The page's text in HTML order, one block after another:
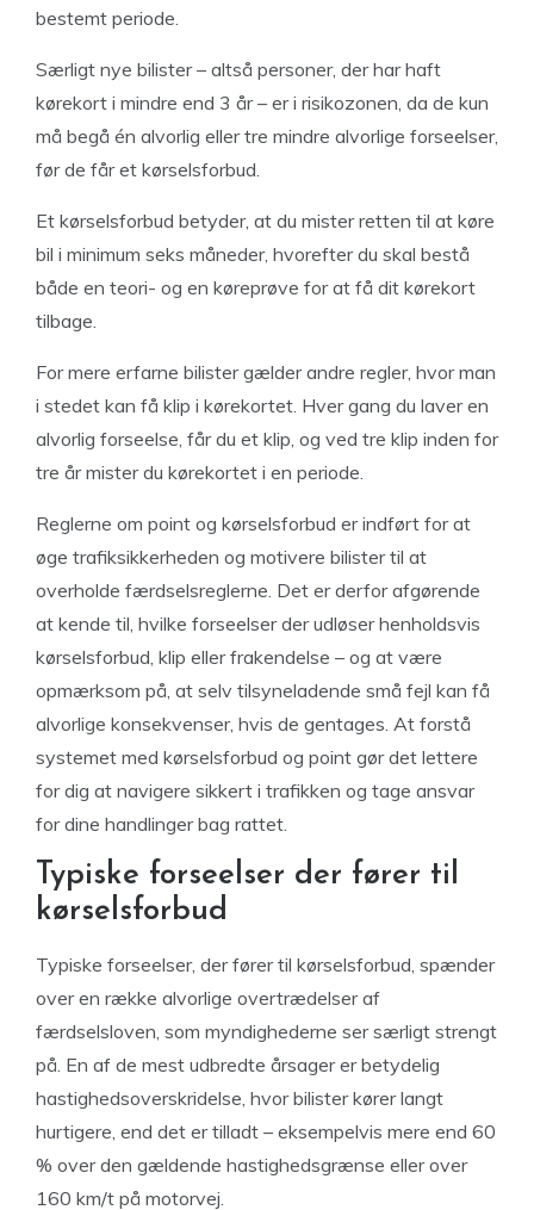
bestemt periode.
Særligt nye bilister – altså personer, der har haft
kørekort i mindre end 3 år – er i risikozonen, da de kun
må begå én alvorlig eller tre mindre alvorlige forseelser,
før de får et kørselsforbud.
Et kørselsforbud betyder, at du mister retten til at køre
bil i minimum seks måneder, hvorefter du skal bestå
både en teori- og en køreprøve for at få dit kørekort
tilbage.
For mere erfarne bilister gælder andre regler, hvor man
i stedet kan få klip i kørekortet. Hver gang du laver en
alvorlig forseelse, får du et klip, og ved tre klip inden for
tre år mister du kørekortet i en periode.
Reglerne om point og kørselsforbud er indført for at
øge trafiksikkerheden og motivere bilister til at
overholde færdselsreglerne. Det er derfor afgørende
at kende til, hvilke forseelser der udløser henholdsvis
kørselsforbud, klip eller frakendelse – og at være
opmærksom på, at selv tilsyneladende små fejl kan få
alvorlige konsekvenser, hvis de gentages. At forstå
systemet med kørselsforbud og point gør det lettere
for dig at navigere sikkert i trafikken og tage ansvar
for dine handlinger bag rattet.
Typiske forseelser der fører til
kørselsforbud
Typiske forseelser, der fører til kørselsforbud, spænder
over en række alvorlige overtrædelser af
færdselsloven, som myndighederne ser særligt strengt
på. En af de mest udbredte årsager er betydelig
hastighedsoverskridelse, hvor bilister kører langt
hurtigere, end det er tilladt – eksempelvis mere end 60
% over den gældende hastighedsgrænse eller over
160 km/t på motorvej.